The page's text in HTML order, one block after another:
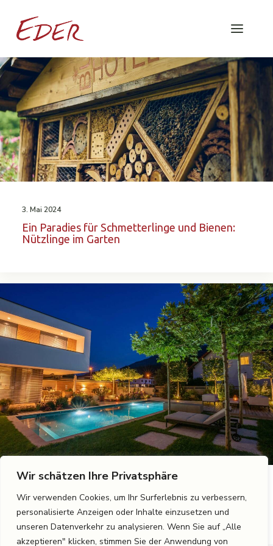
Wir schätzen Ihre Privatsphäre
Wir verwenden Cookies, um Ihr Surferlebnis zu verbessern,
personalisierte Anzeigen oder Inhalte einzusetzen und
unseren Datenverkehr zu analysieren. Wenn Sie auf „Alle
akzeptieren" klicken, stimmen Sie der Anwendung von
3. Mai 2024
Ein Paradies für Schmetterlinge und Bienen:
Nützlinge im Garten
7. November 2023
Moderne Lichtgestaltung im Garten